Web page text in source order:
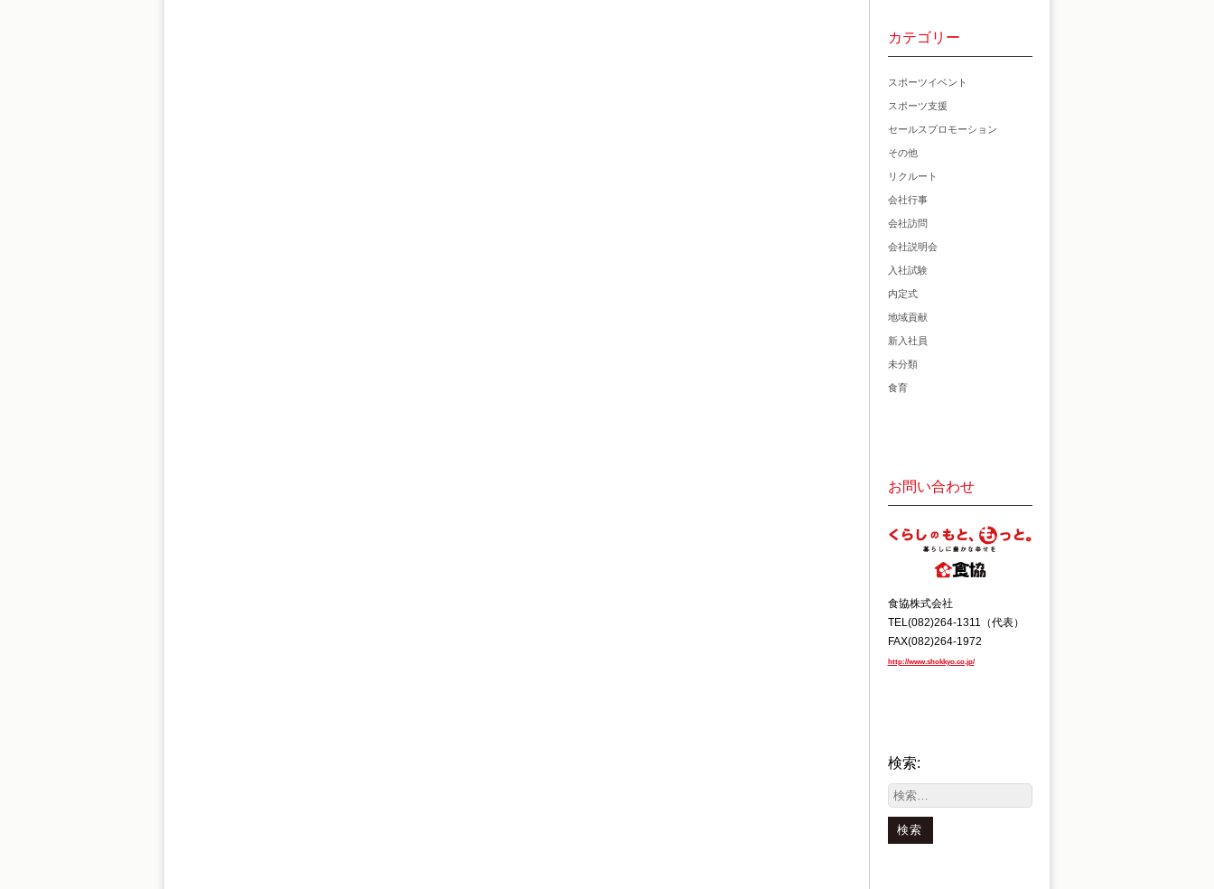
カテゴリー
スポーツイベント
スポーツ支援
セールスプロモーション
その他
リクルート
会社行事
会社訪問
会社説明会
入社試験
内定式
地域貢献
新入社員
未分類
食育
お問い合わせ
食協株式会社
TEL(082)264-1311（代表）
FAX(082)264-1972
http://www.shokkyo.co.jp/
検索: